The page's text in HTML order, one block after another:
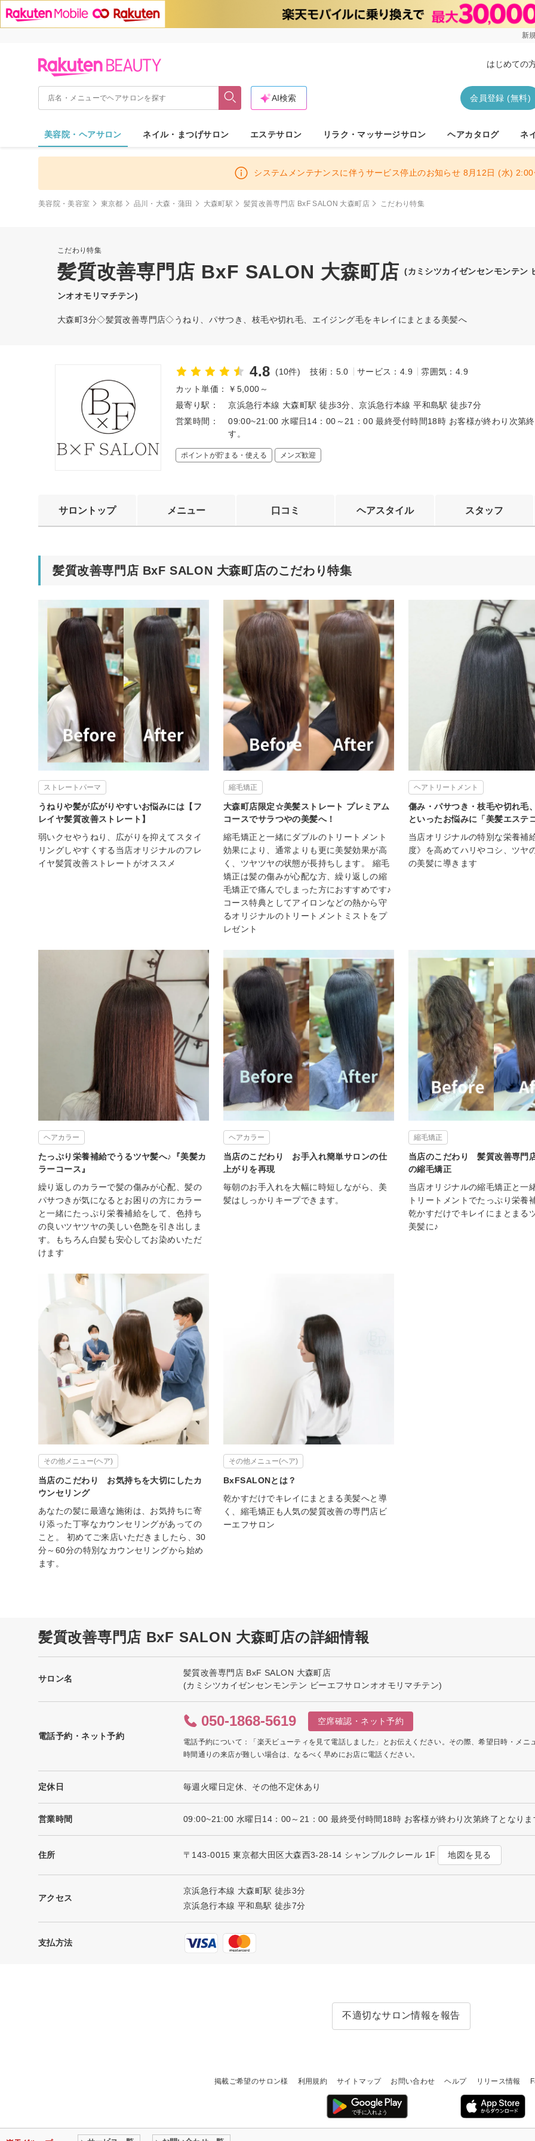
新
はじめての
会員登録 (無料)
AI検索
美容院・ヘアサロン ネイル・まつげサロン エステサロン リラク・マッサージサロン ヘアカタログ ネ
システムメンテナンスに伴うサービス停止のお知らせ 8月12日 (水)
美容院・美容室 東京都 品川・大森・蒲田 大森町駅 髪質改善専門店 BxF SALON 大森町店 こだわり特集
こだわり特集
髪質改善専門店 BxF SALON 大森町店 (カミシツカイゼンセンモンテン
ンオオモリマチテン)
大森町3分◇髪質改善専門店◇うねり、パサつき、枝毛や切れ毛、エイジング毛をキレイにまとまる美髪へ
4.8 (10件) 技術：5.0 サービス：4.9
雰囲気：4.9
カット単価：
￥5,000～
最寄り駅：
京浜急行本線 大森町駅 徒歩3分、京浜急行本線 平和島駅 徒歩7分
営業時間：
09:00~21:00 水曜日14：00～21：00 最終受付時間18時 お客様が終わり次第
す。
ポイントが貯まる・使える メンズ歓迎
サロントップ メニュー 口コミ ヘアスタイル スタッフ
髪質改善専門店 BxF SALON 大森町店のこだわり特集
ストレートパーマ
うねりや髪が広がりやすいお悩みには【フ
レイヤ髪質改善ストレート】
弱いクセやうねり、広がりを抑えてスタイ
リングしやすくする当店オリジナルのフレ
イヤ髪質改善ストレートがオススメ
縮毛矯正
大森町店限定☆美髪ストレート プレミアム
コースでサラつやの美髪へ！
縮毛矯正と一緒にダブルのトリートメント
効果により、通常よりも更に美髪効果が高
く、ツヤツヤの状態が長持ちします。 縮毛
矯正は髪の傷みが心配な方、繰り返しの縮
毛矯正で痛んでしまった方におすすめです♪
コース特典としてアイロンなどの熱から守
るオリジナルのトリートメントミストをプ
レゼント
ヘアトリートメント
傷み・パサつき・枝毛や切れ毛
といったお悩みに「美髪エステ
当店オリジナルの特別な栄養補
度》を高めてハリやコシ、ツヤ
の美髪に導きます
ヘアカラー
たっぷり栄養補給でうるツヤ髪へ♪『美髪カ
ラーコース』
繰り返しのカラーで髪の傷みが心配、髪の
パサつきが気になるとお困りの方にカラー
と一緒にたっぷり栄養補給をして、色持ち
の良いツヤツヤの美しい色艶を引き出しま
す。もちろん白髪も安心してお染めいただ
けます
ヘアカラー
当店のこだわり お手入れ簡単サロンの仕
上がりを再現
毎朝のお手入れを大幅に時短しながら、美
髪はしっかりキープできます。
縮毛矯正
当店のこだわり 髪質改善専門
の縮毛矯正
当店オリジナルの縮毛矯正と一
トリートメントでたっぷり栄養
乾かすだけでキレイにまとまる
美髪に♪
その他メニュー(ヘア)
当店のこだわり お気持ちを大切にしたカ
ウンセリング
あなたの髪に最適な施術は、お気持ちに寄
り添った丁寧なカウンセリングがあっての
こと。 初めてご来店いただきましたら、30
分～60分の特別なカウンセリングから始め
ます。
その他メニュー(ヘア)
BxFSALONとは？
乾かすだけでキレイにまとまる美髪へと導
く、縮毛矯正も人気の髪質改善の専門店ビ
ーエフサロン
髪質改善専門店 BxF SALON 大森町店の詳細情報
サロン名
髪質改善専門店 BxF SALON 大森町店
(カミシツカイゼンセンモンテン ビーエフサロンオオモリマチテン)
電話予約・ネット予約
050-1868-5619 空席確認・ネット予約
電話予約について：「楽天ビューティを見て電話しました」とお伝えください。その際、希望日時・メ
時間通りの来店が難しい場合は、なるべく早めにお店に電話ください。
定休日 毎週火曜日定休、その他不定休あり
営業時間 09:00~21:00 水曜日14：00～21：00 最終受付時間18時 お客様が終わり次第終了となりま
住所 〒143-0015 東京都大田区大森西3-28-14 シャンブルクレール 1F 地図を見る
アクセス
京浜急行本線 大森町駅 徒歩3分
京浜急行本線 平和島駅 徒歩7分
支払方法
不適切なサロン情報を報告
掲載ご希望のサロン様 利用規約 サイトマップ お問い合わせ ヘルプ リリース情報